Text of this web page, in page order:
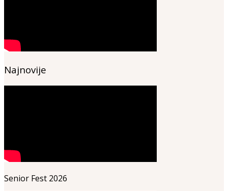
Najnovije
Senior Fest 2026